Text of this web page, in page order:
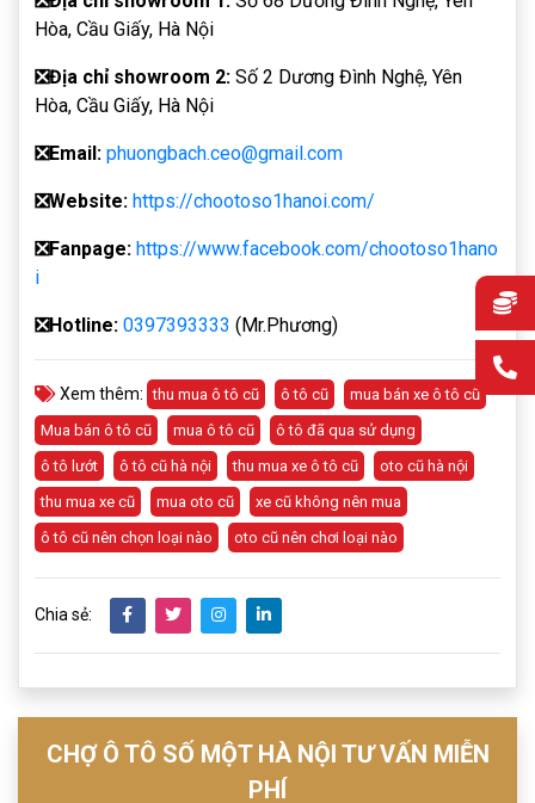
Hòa, Cầu Giấy, Hà Nội
❎Địa chỉ showroom 2: Số 2 Dương Đình Nghệ, Yên
Hòa, Cầu Giấy, Hà Nội
❎Email: phuongbach.ceo@gmail.com
❎Website: https://chootoso1hanoi.com/
❎Fanpage: https://www.facebook.com/chootoso1hano
i
❎Hotline: 0397393333 (Mr.Phương)
Xem thêm: thu mua ô tô cũ ô tô cũ
mua bán xe ô tô cũ
Mua bán ô tô cũ
mua ô tô cũ
ô tô đã qua sử dụng
ô tô lướt
ô tô cũ hà nội thu mua xe ô tô cũ
oto cũ hà nội
thu mua xe cũ
mua oto cũ
xe cũ không nên mua
ô tô cũ nên chọn loại nào
oto cũ nên chơi loại nào
Chia sẻ:
CHỢ Ô TÔ SỐ MỘT HÀ NỘI TƯ VẤN MIỄN
PHÍ